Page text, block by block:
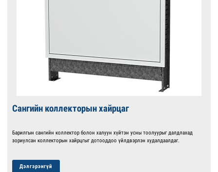
Сангийн коллекторын хайрцаг
Барилгын сангийн коллектор болон халуун хүйтэн усны тоолуурыг далдлахад
зориулсан коллекторын хайрцгыг дотооддоо үйлдвэрлэн худалдаалдаг.
Дэлгэрэнгүй